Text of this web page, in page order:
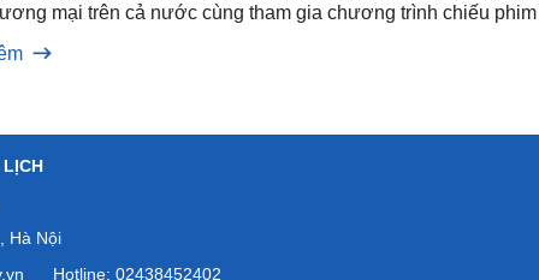
mại trên cả nước cùng tham gia chương trình chiếu phim
yêu nước và lan tỏa đạo lý “Uống nước nhớ nguồn”,
LỊCH
Hà Nội
Hotline: 02438452402